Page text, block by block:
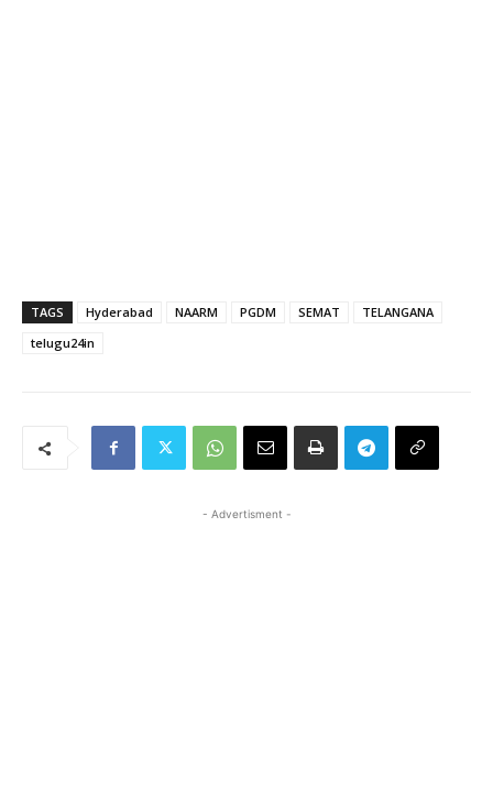
TAGS Hyderabad NAARM PGDM SEMAT
TELANGANA
telugu24in
- Advertisment -